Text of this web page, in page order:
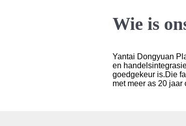
Wie is
Yantai Dongyuan
en
goedgekeur is.Die
met meer as 20